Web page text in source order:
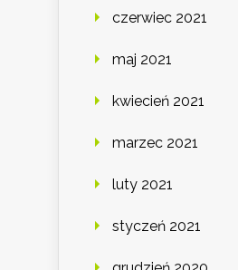
czerwiec 2021
maj 2021
kwiecień 2021
marzec 2021
luty 2021
styczeń 2021